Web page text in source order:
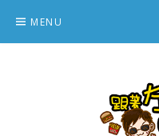
content
MENU